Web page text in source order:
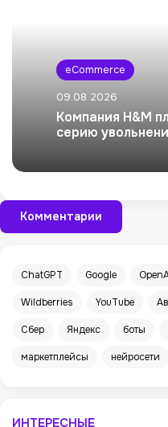
eCommerce
09.08.2026
Компания H&M
серию
Комментарии
ChatGPT Google
Wildberries YouTube
Сбер Яндекс боты
маркетплейсы нейросети
ИНТЕРЕСНЫЕ